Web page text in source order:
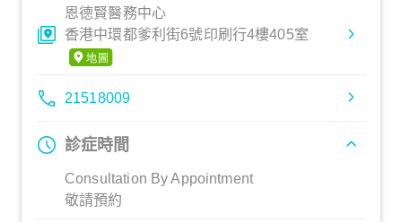
恩德賢醫務中心
香港中環都爹利街6號印刷行4樓405室
21518009
診症時間
Consultation By Appointment
敬請預約